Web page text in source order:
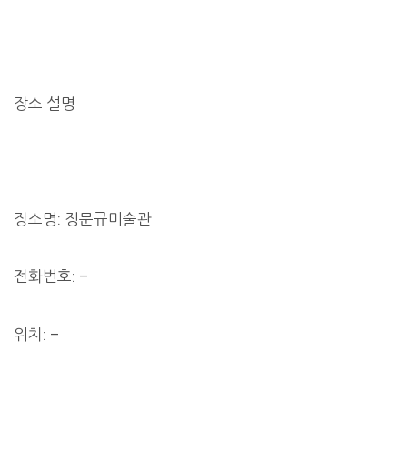
장소 설명
장소명: 정문규미술관
전화번호: –
위치: –